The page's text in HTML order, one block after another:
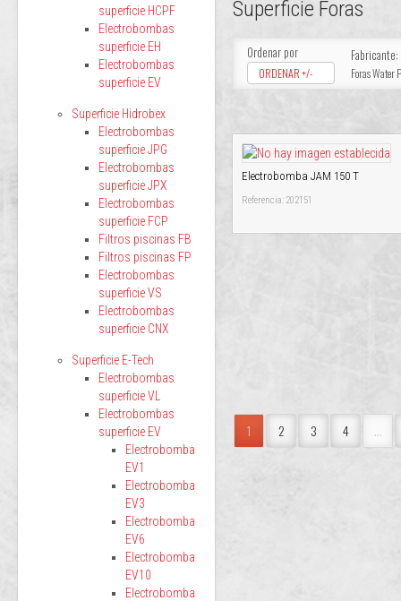
Superficie Foras
Ordenar por
ORDENAR +/-
Fabricante:
Foras Water
Electrobomba JAM 150 T
Referencia: 202151
1 2 3 4 ...
superficie HCPF
Electrobombas
superficie EH
Electrobombas
superficie EV
Superficie Hidrobex
Electrobombas
superficie JPG
Electrobombas
superficie JPX
Electrobombas
superficie FCP
Filtros piscinas FB
Filtros piscinas FP
Electrobombas
superficie VS
Electrobombas
superficie CNX
Superficie E-Tech
Electrobombas
superficie VL
Electrobombas
superficie EV
Electrobomba
EV1
Electrobomba
EV3
Electrobomba
EV6
Electrobomba
EV10
Electrobomba